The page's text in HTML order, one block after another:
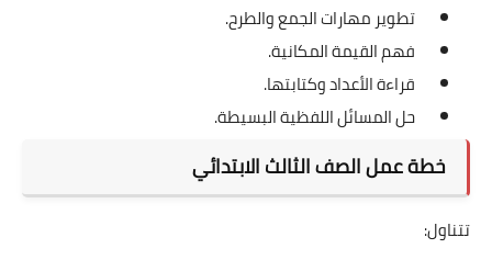
تطوير مهارات الجمع والطرح.
فهم القيمة المكانية.
قراءة الأعداد وكتابتها.
حل المسائل اللفظية البسيطة.
خطة عمل الصف الثالث الابتدائي
تتناول: